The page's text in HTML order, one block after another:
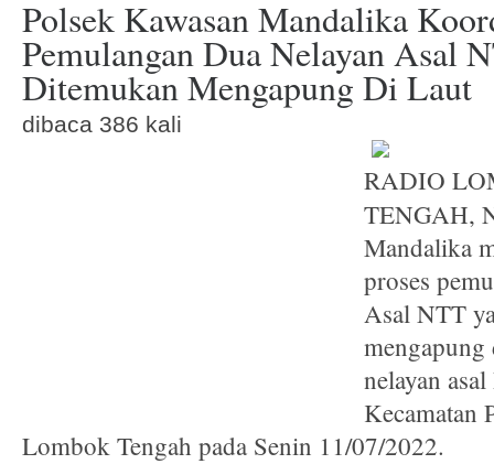
Polsek Kawasan Mandalika
Pemulangan Dua Nelayan Asal
Ditemukan Mengapung Di Laut
dibaca 386 kali
RADIO
TENGAH,
Mandalika
proses
Asal NTT
nelayan
Kecamatan
Lombok Tengah pada Senin 11/07/2022.